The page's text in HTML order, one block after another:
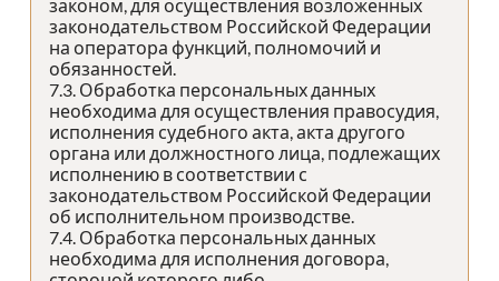
законом, для осуществления возложенных
законодательством Российской Федерации
на оператора функций, полномочий и
обязанностей.
7.3. Обработка персональных данных
необходима для осуществления правосудия,
исполнения судебного акта, акта другого
органа или должностного лица, подлежащих
исполнению в соответствии с
законодательством Российской Федерации
об исполнительном производстве.
7.4. Обработка персональных данных
необходима для исполнения договора,